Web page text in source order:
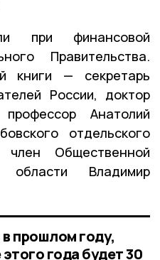
при финансовой
Правительства.
книги — секретарь
России, доктор
Анатолий
отдельского
член Общественной
области Владимир
прошлом году,
года будет 30